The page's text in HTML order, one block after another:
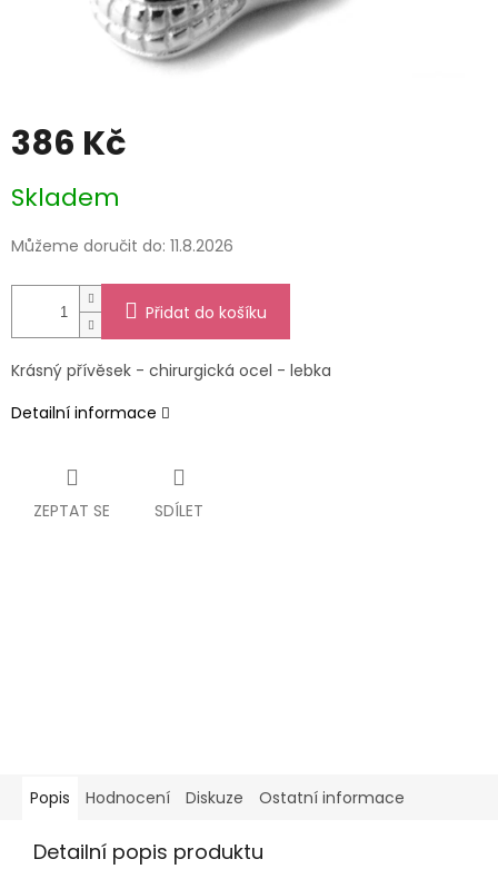
386 Kč
cena:
Skladem
Můžeme doručit do: 11.8.2026
Přidat do košíku
Krásný přívěsek - chirurgická ocel - lebka
Detailní informace
ZEPTAT SE SDÍLET
Popis Hodnocení Diskuze Ostatní informace
Detailní popis produktu